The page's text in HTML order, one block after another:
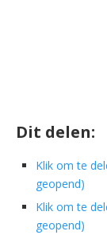
Dit delen:
Klik om te
geopend)
Klik om te
geopend)